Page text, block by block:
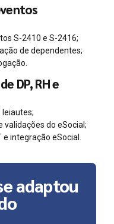
S-2410 e S-2416;
de dependentes;
DP, RH e
leiautes;
validações do eSocial;
integração eSocial.
adaptou